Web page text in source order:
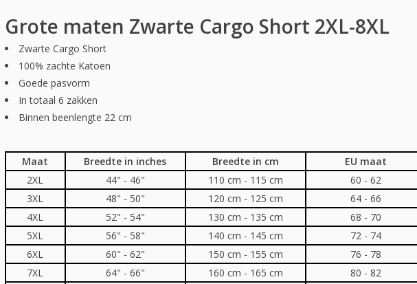
Grote maten Zwarte Cargo Short 2XL-8XL
Zwarte Cargo Short
100% zachte Katoen
Goede pasvorm
In totaal 6 zakken
Binnen beenlengte 22 cm
Maat Breedte in inches Breedte in cm
EU maat
2XL
44" - 46" 110 cm - 115 cm
60 - 62
3XL
48" - 50" 120 cm - 125 cm
64 - 66
4XL
52" - 54" 130 cm - 135 cm
68 - 70
5XL
56" - 58" 140 cm - 145 cm
72 - 74
6XL
60" - 62" 150 cm - 155 cm
76 - 78
7XL
64" - 66" 160 cm - 165 cm
80 - 82